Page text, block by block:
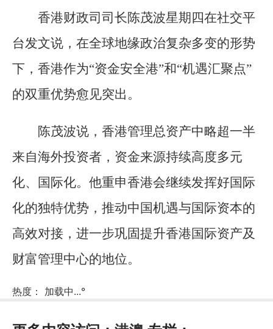
香港财政司司长陈茂波星期四在社交平
台发文说，在全球地缘政治复杂多变的形势
下，香港作为“资金安全港”和“机遇汇聚点”
的双重优势愈见突出。
陈茂波说，香港管理总资产中略超一半
来自海外投资者，资金来源持续高度多元
化、国际化。他重申香港会继续发挥好国际
化的独特优势，推动中国机遇与国际资本的
高效对接，进一步巩固提升香港国际资产及
财富管理中心的地位。
热度： 加载中...°